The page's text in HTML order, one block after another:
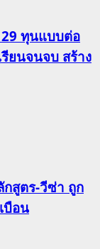
ทุนแบบต่อ
ยนจนจบ สร้าง
กสูตร-วีซ่า ถูก
บือน